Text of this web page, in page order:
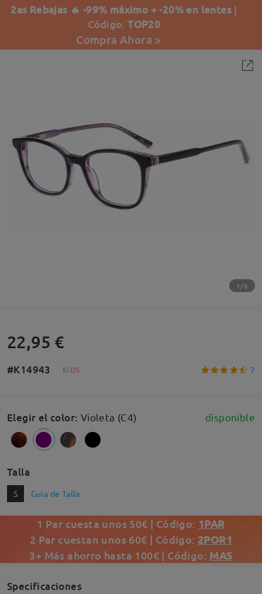
2as Rebajas 🔥 -99% máximo + -20% en lentes |
Código:TOP20
Compra Ahora >
1/6
22,95 €
#K14943 KIDS 7
Elegir el color: Violeta (C4) disponible
Talla
S Guía de Talla
1 Par cuesta unos 50€ | Código: 1PAR
2 Par cuestan unos 60€ | Código: 2POR1
3+ Más ahorro hasta 100€ | Código: MAS
Specificaciones